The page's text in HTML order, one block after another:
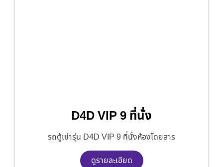
D4D VIP 9 ที่นั่ง
รถตู้เช่ารุ่น D4D VIP 9 ที่นั่งห้องโดยสาร
ดูรายละเอียด